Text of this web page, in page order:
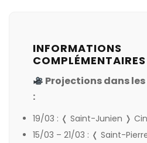
INFORMATIONS
COMPLÉMENTAIRES
Projections dans
:
19/03 : ❬ Saint-Junien ❭
15/03 – 21/03 : ❬ Saint-